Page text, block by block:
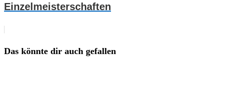
Einzelmeisterschaften
Das könnte dir auch gefallen